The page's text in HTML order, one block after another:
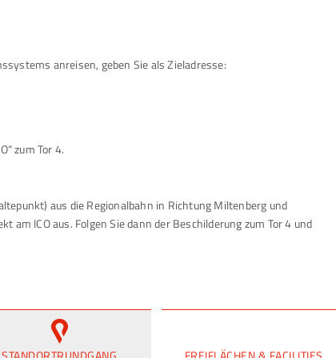
anreisen, geben Sie als Zieladresse:
zum Tor 4.
aus die Regionalbahn in Richtung Miltenberg und
am ICO aus. Folgen Sie dann der Beschilderung zum Tor 4 und